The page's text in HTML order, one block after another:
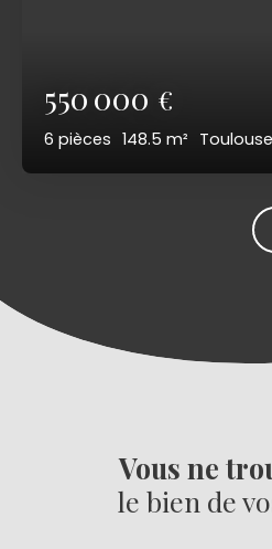
550 000 €
6 pièces 148.5 m²
Vous ne
le bien de